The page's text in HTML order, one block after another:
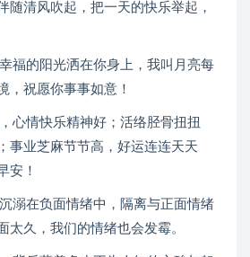
随清风吹起，把一天的快乐举起，
福的阳光洒在你身上，我叫月亮每
，祝愿你事事如意！
心情快乐精神好；活络胫骨扭扭
事业芝麻节节高，好运连连天天
安！
溺在负面情绪中，隔离与正面情绪
太久，我们的情绪也会发霉。